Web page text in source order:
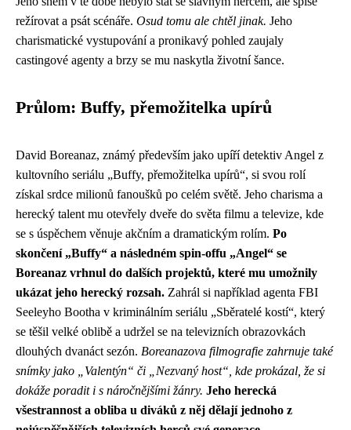
režírovat a psát scénáře. Osud tomu ale chtěl jinak. Jeho
charismatické vystupování a pronikavý pohled zaujaly
castingové agenty a brzy se mu naskytla životní šance.
Průlom: Buffy, přemožitelka upírů
David Boreanaz, známý především jako upíří detektiv Angel z
kultovního seriálu „Buffy, přemožitelka upírů“, si svou rolí
získal srdce milionů fanoušků po celém světě. Jeho charisma a
herecký talent mu otevřely dveře do světa filmu a televize, kde
se s úspěchem věnuje akčním a dramatickým rolím. Po
skončení „Buffy“ a následném spin-offu „Angel“ se
Boreanaz vrhnul do dalších projektů, které mu umožnily
ukázat jeho herecký rozsah. Zahrál si například agenta FBI
Seeleyho Bootha v kriminálním seriálu „Sběratelé kostí“, který
se těšil velké oblibě a udržel se na televizních obrazovkách
dlouhých dvanáct sezón. Boreanazova filmografie zahrnuje také
snímky jako „Valentýn“ či „Nezvaný host“, kde prokázal, že si
dokáže poradit i s náročnějšími žánry. Jeho herecká
všestrannost a obliba u diváků z něj dělají jednoho z